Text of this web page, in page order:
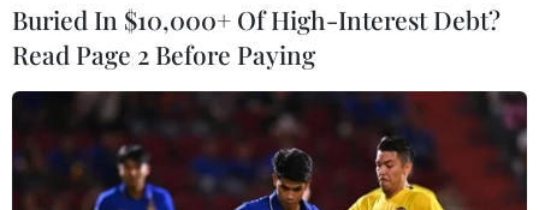
#Bản tin 60s #Vụ án phân xác
#Việt Á
#Messi
#Tên lửa Triều Tiên
Bình Dương
Tp. Hồ Chí Minh
Buried In $10,000+ Of High-Interest Debt?
Read Page 2 Before Paying